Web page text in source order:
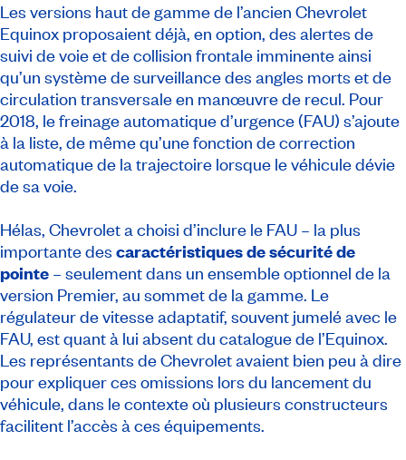
Les versions haut de gamme de l’ancien Chevrolet
Equinox proposaient déjà, en option, des alertes de
suivi de voie et de collision frontale imminente ainsi
qu’un système de surveillance des angles morts et de
circulation transversale en manœuvre de recul. Pour
2018, le freinage automatique d’urgence (FAU) s’ajoute
à la liste, de même qu’une fonction de correction
automatique de la trajectoire lorsque le véhicule dévie
de sa voie.
Hélas, Chevrolet a choisi d’inclure le FAU – la plus
importante des caractéristiques de sécurité de
pointe – seulement dans un ensemble optionnel de la
version Premier, au sommet de la gamme. Le
régulateur de vitesse adaptatif, souvent jumelé avec le
FAU, est quant à lui absent du catalogue de l’Equinox.
Les représentants de Chevrolet avaient bien peu à dire
pour expliquer ces omissions lors du lancement du
véhicule, dans le contexte où plusieurs constructeurs
facilitent l’accès à ces équipements.